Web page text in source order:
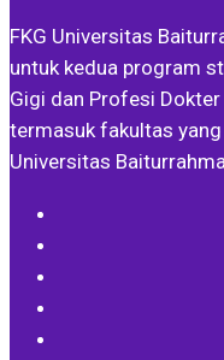
FKG Universitas
untuk kedua program
Gigi dan Profesi
termasuk fakultas
Universitas